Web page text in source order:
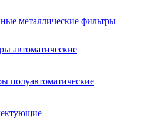
металлические фильтры
автоматические
полуавтоматические